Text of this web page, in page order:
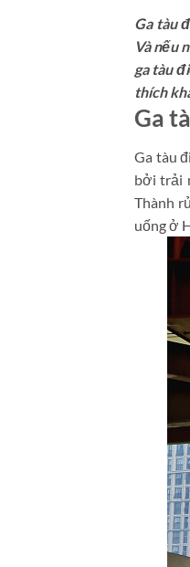
Ga tàu
Và nếu
ga tàu
thích
Ga
Ga tàu
bởi trải
Thành
uống ở